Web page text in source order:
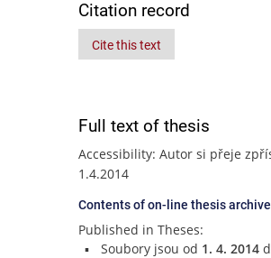
Citation record
Cite this text
Full text of thesis
Accessibility: Autor si přeje
1.4.2014
Contents of on-line thesis archive
Published in Theses:
Soubory jsou od 1. 4. 2014